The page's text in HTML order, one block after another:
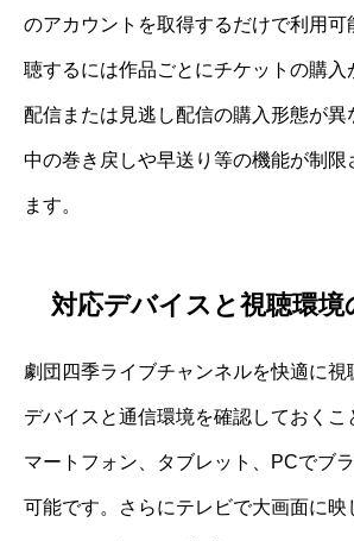
のアカウントを取得するだけで利用可
聴するには作品ごとにチケットの購入
配信または見逃し配信の購入形態が異
中の巻き戻しや早送り等の機能が制限
ます。
対応デバイスと視聴環境
劇団四季ライブチャンネルを快適に視
デバイスと通信環境を確認しておくこ
マートフォン、タブレット、PCでブ
可能です。さらにテレビで大画面に映